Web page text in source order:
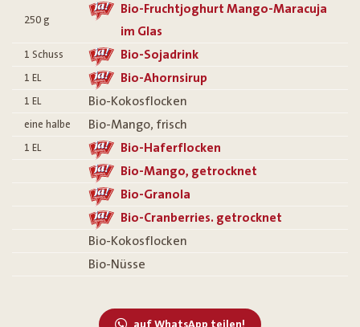
250 g
Bio-Fruchtjoghurt Mango-Maracuja
im Glas
1 Schuss Bio-Sojadrink
1 EL Bio-Ahornsirup
1 EL Bio-Kokosflocken
eine halbe Bio-Mango, frisch
1 EL
Bio-Haferflocken
Bio-Mango, getrocknet
Bio-Granola
Bio-Cranberries. getrocknet
Bio-Kokosflocken
Bio-Nüsse
auf WhatsApp teilen!